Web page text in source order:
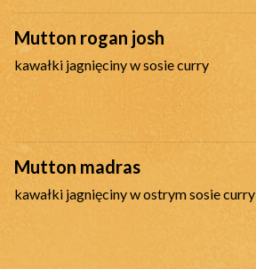
Mutton rogan josh
kawałki jagnięciny w sosie curry
Mutton madras
kawałki jagnięciny w ostrym sosie curry